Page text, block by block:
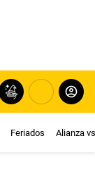
Feriados Alianza